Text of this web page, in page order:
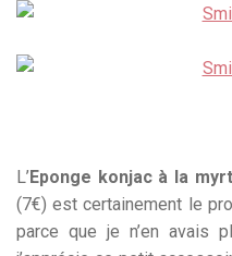
L’ Eponge konjac à la
(7€) est certainement le
parce que je n’en avais